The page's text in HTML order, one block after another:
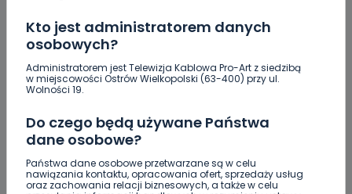
Kto jest administratorem danych
osobowych?
Administratorem jest Telewizja Kablowa Pro-Art z siedzibą
w miejscowości Ostrów Wielkopolski (63-400) przy ul.
Wolności 19.
Do czego będą używane Państwa
dane osobowe?
Państwa dane osobowe przetwarzane są w celu
nawiązania kontaktu, opracowania ofert, sprzedaży usług
oraz zachowania relacji biznesowych, a także w celu
Startujemy w piątek! [WIDEO]
"Niezwykli ludzie, niezwykłe podróże, niezwykłe
historie!”. Odyseja Antonińska - dzień pierwszy
[FOTO]
Jak prawidłowo kosić trawę w czasie letnich
upałów?
Zderzenie kilku aut na DK25. Duże korki